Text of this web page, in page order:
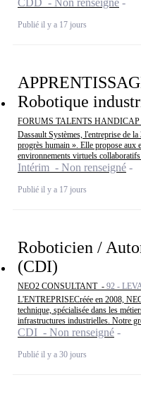
Publié il y a 17 jours
Robotique
FORUMS TALENTS
Dassault Systèmes, l'entreprise de
progrès humain ». Elle propose aux
environnements virtuels collaboratifs
Intérim - Non renseigné
Publié il y a 17 jours
Roboticien /
(CDI)
NEO2 CONSULTANT - 92 -
L'ENTREPRISECréée en 2008,
technique, spécialisée dans les
infrastructures industrielles. Notre
CDI - Non renseigné
Publié il y a 30 jours